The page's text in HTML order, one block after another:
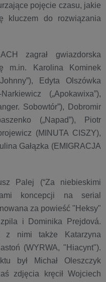
pojęcie czasu, jakie
kluczem do rozwiązania
zagrał gwiazdorska
m.in. Karolina Kominek
Edyta Olszówka
(„Apokawixa”),
Sobowtór”), Dobromir
(„Napad”), Piotr
(MINUTA CISZY),
Gałązka (EMIGRACJA
Palej (“Za niebieskimi
koncepcji na serial
za powieść "Heksy"
i Dominika Prejdová.
z nimi także Katarzyna
(WYRWA, "Hiacynt").
był Michał Oleszczyk
zdjęcia kręcił Wojciech